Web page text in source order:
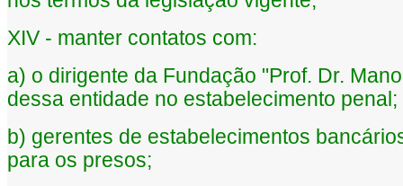
XIV - manter contatos com:
a) o dirigente da Fundação "Prof. Dr.
dessa entidade no estabelecimento penal;
b) gerentes de estabelecimentos
para os presos;